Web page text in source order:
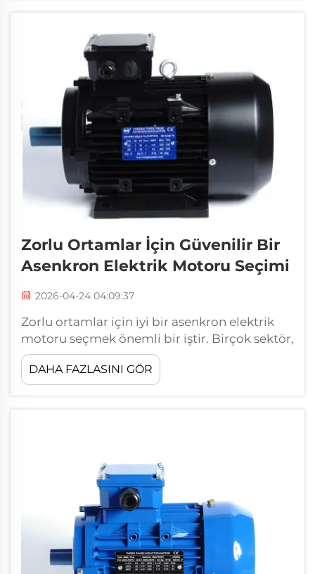
faydalıdır...
Zorlu Ortamlar İçin Güvenilir Bir
Asenkron Elektrik Motoru Seçimi
2026-04-24 04:09:37
Zorlu ortamlar için iyi bir asenkron elektrik
motoru seçmek önemli bir iştir. Birçok sektör,
fabrikalar, madenler veya hatta gemiler gibi
zorlu alanlarda bu motorları kullanır. Aşırı
sıcaklık, soğuk, toz, nem ve sarsıntıya
DAHA FAZLASINI GÖR